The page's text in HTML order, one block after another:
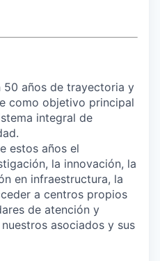
50 años de trayectoria y
como objetivo principal
integral de
estos años el
la innovación, la
en infraestructura, la
a centros propios
de atención y
asociados y sus